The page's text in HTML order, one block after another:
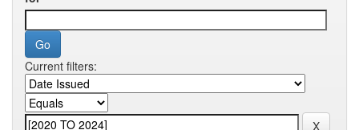
Current filters: